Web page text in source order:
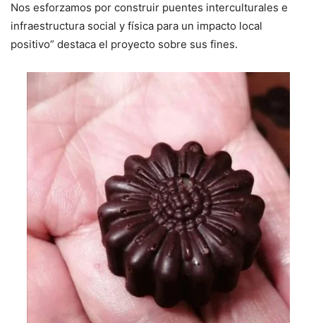
Nos esforzamos por construir puentes interculturales e
infraestructura social y física para un impacto local
positivo” destaca el proyecto sobre sus fines.